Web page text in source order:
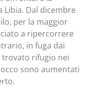
Libia. Dal dicembre
per la maggior
a ripercorrere
in fuga dai
rifugio nei
sono aumentati